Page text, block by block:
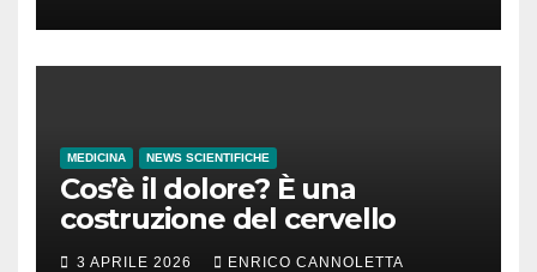
MEDICINA NEWS SCIENTIFICHE
Cos’è il dolore? È una
costruzione del cervello
3 APRILE 2026 ENRICO CANNOLETTA